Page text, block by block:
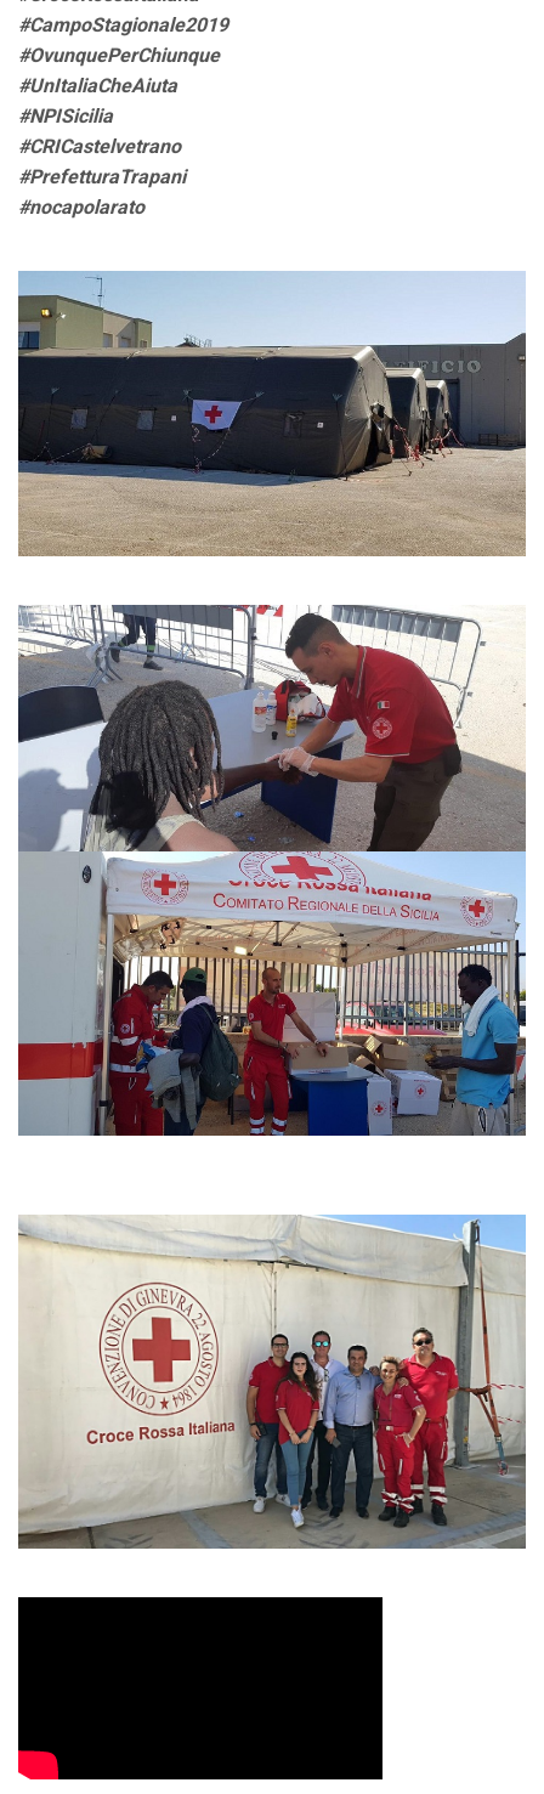
#CampoStagionale2019
#OvunquePerChiunque
#UnItaliaCheAiuta
#NPISicilia
#CRICastelvetrano
#PrefetturaTrapani
#nocapolarato